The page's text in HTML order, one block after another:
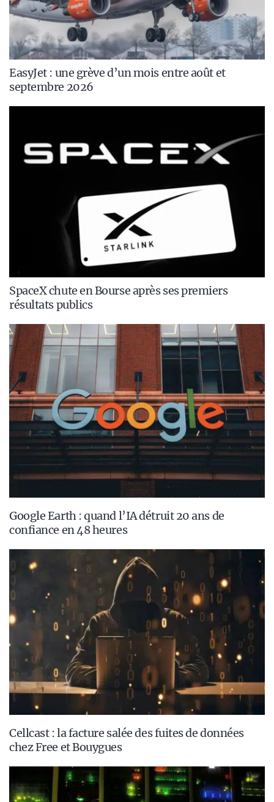
EasyJet : une grève d’un mois entre août et
septembre 2026
SpaceX chute en Bourse après ses premiers
résultats publics
Google Earth : quand l’IA détruit 20 ans de
confiance en 48 heures
Cellcast : la facture salée des fuites de données
chez Free et Bouygues